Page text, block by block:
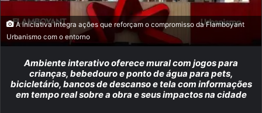
A iniciativa integra ações que reforçam o compromisso da Flamboyant
Urbanismo com o entorno
Ambiente interativo oferece mural com jogos para
crianças, bebedouro e ponto de água para pets,
bicicletário, bancos de descanso e tela com informações
em tempo real sobre a obra e seus impactos na cidade